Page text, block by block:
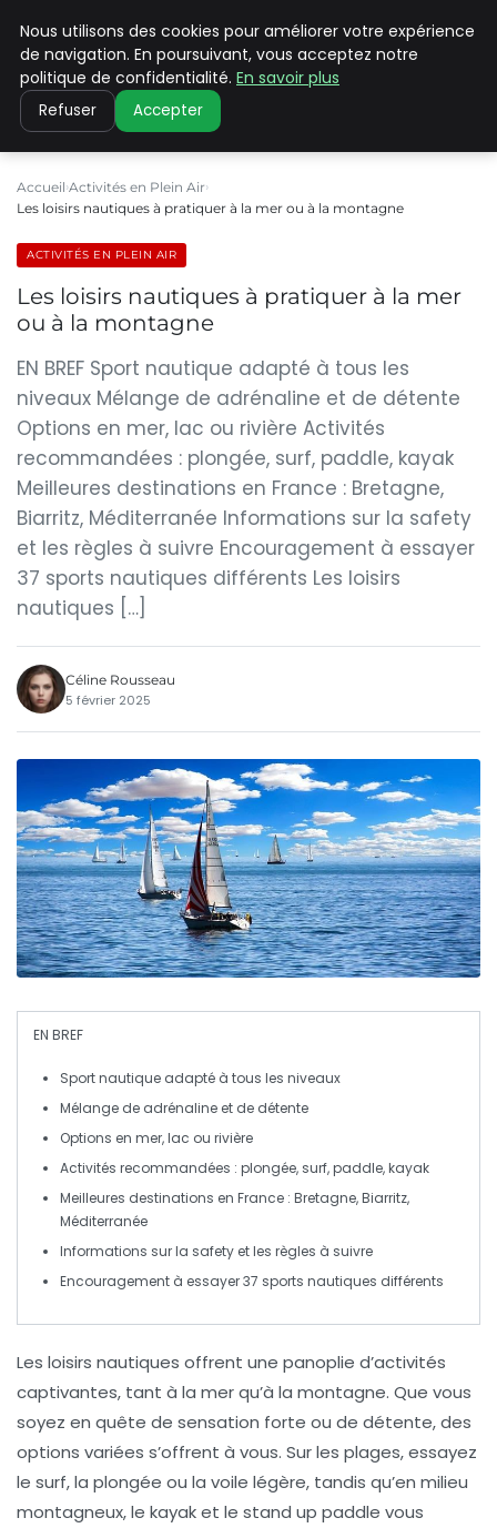
PILAT PATRIMOINES
Accueil Activités en Plein Air
Les loisirs nautiques à pratiquer à la mer ou à la montagne
ACTIVITÉS EN PLEIN AIR
Les loisirs nautiques à pratiquer à la mer
ou à la montagne
EN BREF Sport nautique adapté à tous les
niveaux Mélange de adrénaline et de détente
Options en mer, lac ou rivière Activités
recommandées : plongée, surf, paddle, kayak
Meilleures destinations en France : Bretagne,
Biarritz, Méditerranée Informations sur la safety
et les règles à suivre Encouragement à essayer
37 sports nautiques différents Les loisirs
nautiques […]
Céline Rousseau
5 février 2025
EN BREF
Sport nautique adapté à tous les niveaux
Mélange de adrénaline et de détente
Options en mer,lac ou rivière
Activités recommandées : plongée, surf,paddle,kayak
Meilleures destinations en France : Bretagne, Biarritz,
Méditerranée
Informations sur la safety et les règles à suivre
Encouragement à essayer37 sports nautiques différents
Les loisirs nautiques offrent une panoplie d’activités
captivantes, tant à la mer qu’à la montagne. Que vous
soyez en quête de sensation forte ou de détente, des
options variées s’offrent à vous. Sur les plages, essayez
le surf, la plongée ou la voile légère, tandis qu’en milieu
montagneux, le kayaket le stand up paddle vous
Nous utilisons des cookies pour améliorer votre expérience
de navigation. En poursuivant, vous acceptez notre
politique de confidentialité. En savoir plus
Refuser Accepter